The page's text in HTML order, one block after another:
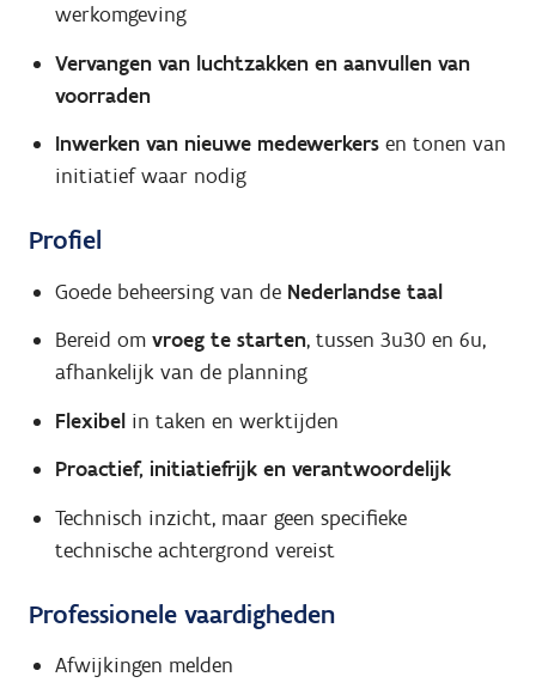
werkomgeving
Vervangen van luchtzakken en aanvullen van
voorraden
Inwerken van nieuwe medewerkersen tonen van
initiatief waar nodig
Profiel
Goede beheersing van de Nederlandse taal
Bereid om vroeg te starten, tussen 3u30 en 6u,
afhankelijk van de planning
Flexibelin taken en werktijden
Proactief, initiatiefrijk en verantwoordelijk
Technisch inzicht, maar geen specifieke
technische achtergrond vereist
Professionele vaardigheden
Afwijkingen melden